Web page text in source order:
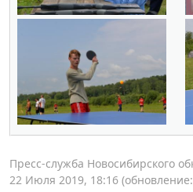
Пресс-служба Новосибирского
22 Июля 2019, 18:16